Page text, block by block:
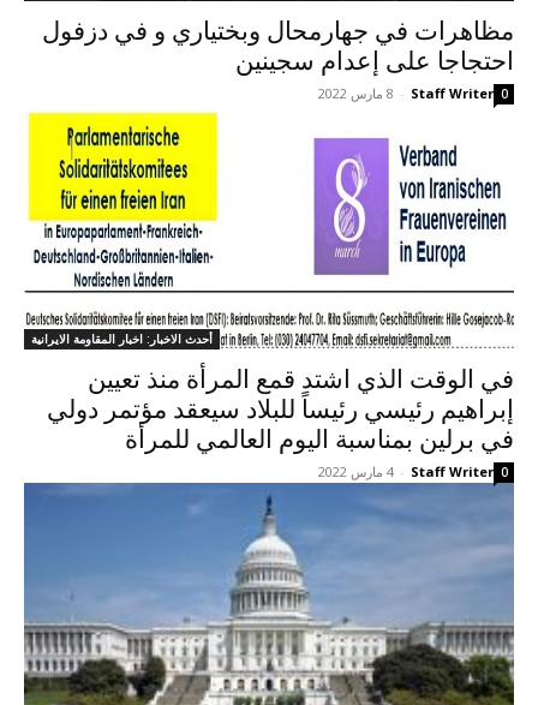
مظاهرات في جهارمحال وبختياري و في دزفول
احتجاجا على إعدام سجينین
Staff Writer
- 8 مارس 2022 0
أحدث الاخبار: اخبار المقاومة الايرانية
في الوقت الذي اشتد قمع المرأة منذ تعيين
إبراهيم رئيسي رئيساً للبلاد سیعقد مؤتمر دولي
في برلين بمناسبة اليوم العالمي للمرأة
Staff Writer
- 4 مارس 2022 0